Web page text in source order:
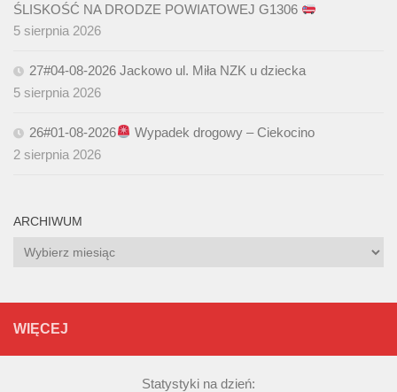
ŚLISKOŚĆ NA DRODZE POWIATOWEJ G1306
5 sierpnia 2026
27#04-08-2026 Jackowo ul. Miła NZK u dziecka
5 sierpnia 2026
26#01-08-2026
Wypadek drogowy – Ciekocino
2 sierpnia 2026
ARCHIWUM
Archiwum
WIĘCEJ
Statystyki na dzień: